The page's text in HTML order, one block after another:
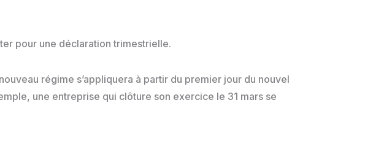
pour une déclaration trimestrielle.
régime s’appliquera à partir du premier jour du nouvel
une entreprise qui clôture son exercice le 31 mars se